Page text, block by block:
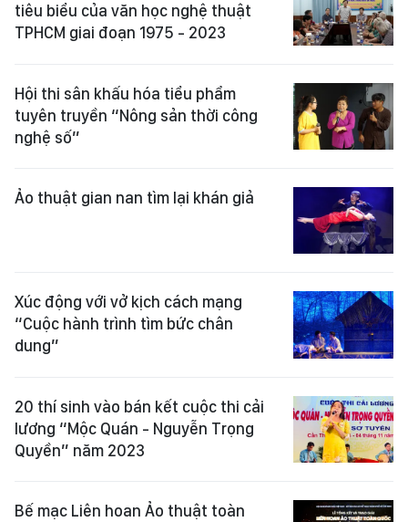
tiêu biểu của văn học nghệ thuật
TPHCM giai đoạn 1975 - 2023
Hội thi sân khấu hóa tiểu phẩm
tuyên truyền “Nông sản thời công
nghệ số”
Ảo thuật gian nan tìm lại khán giả
Xúc động với vở kịch cách mạng
“Cuộc hành trình tìm bức chân
dung”
20 thí sinh vào bán kết cuộc thi cải
lương “Mộc Quán - Nguyễn Trọng
Quyền” năm 2023
Bế mạc Liên hoan Ảo thuật toàn